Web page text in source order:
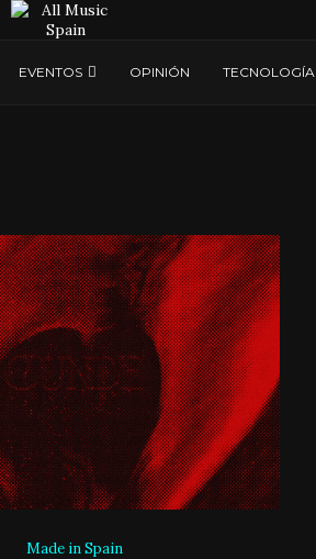
EVENTOS OPINIÓN TECNOLOGÍA
Made in Spain